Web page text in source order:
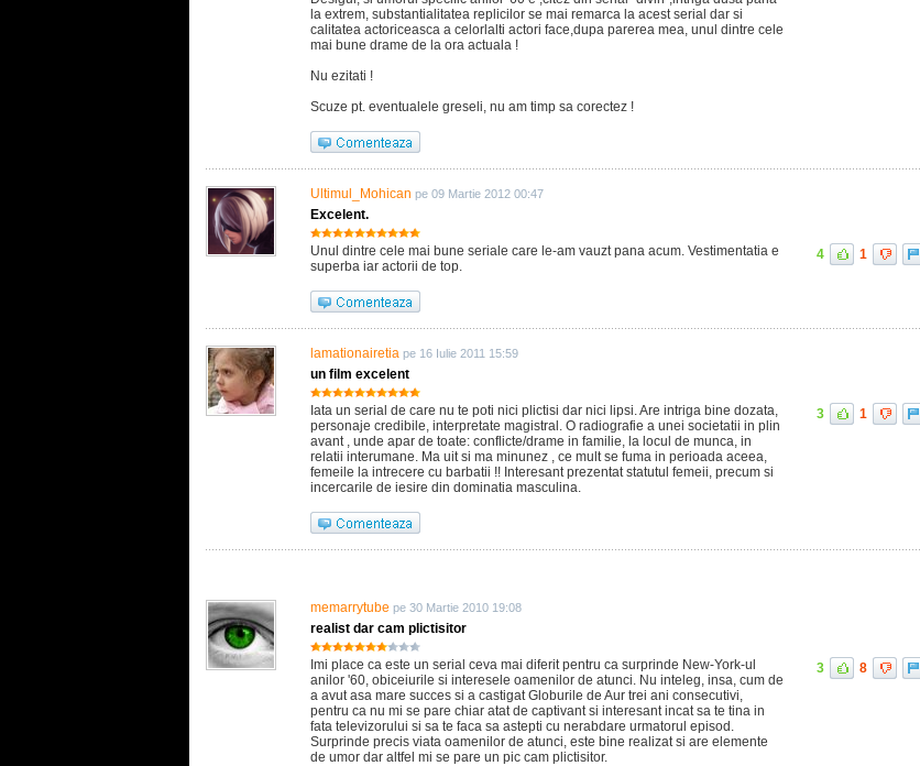
la extrem, substantialitatea replicilor se mai remarca la acest serial dar si
calitatea actoriceasca a celorlalti actori face,dupa parerea mea, unul dintre cele
mai bune drame de la ora actuala !
Nu ezitati !
Scuze pt. eventualele greseli, nu am timp sa corectez !
Ultimul_Mohican pe 09 Martie 2012 00:47
Excelent.
Unul dintre cele mai bune seriale care le-am vauzt pana acum. Vestimentatia e
superba iar actorii de top.
4 1
lamationairetia pe 16 Iulie 2011 15:59
un film excelent
Iata un serial de care nu te poti nici plictisi dar nici lipsi. Are intriga bine dozata,
personaje credibile, interpretate magistral. O radiografie a unei societatii in plin
avant , unde apar de toate: conflicte/drame in familie, la locul de munca, in
relatii interumane. Ma uit si ma minunez , ce mult se fuma in perioada aceea,
femeile la intrecere cu barbatii !! Interesant prezentat statutul femeii, precum si
incercarile de iesire din dominatia masculina.
3 1
memarrytube pe 30 Martie 2010 19:08
realist dar cam plictisitor
Imi place ca este un serial ceva mai diferit pentru ca surprinde New-York-ul
anilor '60, obiceiurile si interesele oamenilor de atunci. Nu inteleg, insa, cum de
a avut asa mare succes si a castigat Globurile de Aur trei ani consecutivi,
pentru ca nu mi se pare chiar atat de captivant si interesant incat sa te tina in
fata televizorului si sa te faca sa astepti cu nerabdare urmatorul episod.
Surprinde precis viata oamenilor de atunci, este bine realizat si are elemente
de umor dar altfel mi se pare un pic cam plictisitor.
3 8